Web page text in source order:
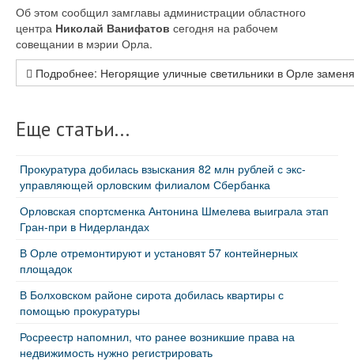
Об этом сообщил замглавы администрации областного
центра Николай Ванифатов сегодня на рабочем
совещании в мэрии Орла.
Подробнее: Негорящие уличные светильники в Орле
Еще статьи...
Прокуратура добилась взыскания 82 млн рублей с экс-
управляющей орловским филиалом Сбербанка
Орловская спортсменка Антонина Шмелева выиграла этап
Гран-при в Нидерландах
В Орле отремонтируют и установят 57 контейнерных
площадок
В Болховском районе сирота добилась квартиры с
помощью прокуратуры
Росреестр напомнил, что ранее возникшие права на
недвижимость нужно регистрировать